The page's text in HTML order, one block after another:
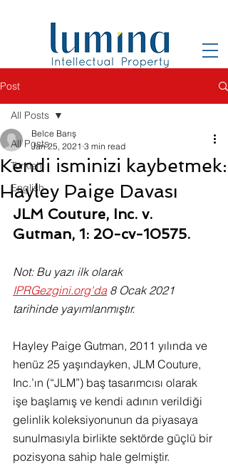
Post
All Posts
Turkish
English
All Posts
Kendi isminizi kaybetmek:
Hayley Paige Davası
Belce Barış
Jan 25, 2021 3 min read
JLM Couture, Inc. v.
Gutman, 1: 20-cv-10575.
Not: Bu yazı ilk olarak
IPRGezgini.org'da 8 Ocak 2021
tarihinde yayımlanmıştır.
Hayley Paige Gutman, 2011 yılında ve
henüz 25 yaşındayken, JLM Couture,
Inc.’ın (“JLM”) baş tasarımcısı olarak
işe başlamış ve kendi adının verildiği
gelinlik koleksiyonunun da piyasaya
sunulmasıyla birlikte sektörde güçlü bir
pozisyona sahip hale gelmiştir.